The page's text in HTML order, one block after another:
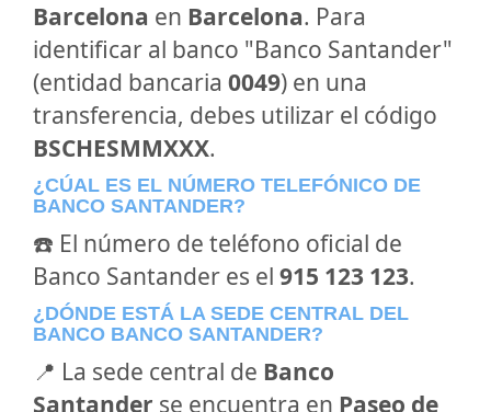
Barcelona en Barcelona. Para
identificar al banco "Banco Santander"
(entidad bancaria 0049) en una
transferencia, debes utilizar el código
BSCHESMMXXX.
¿CÚAL ES EL NÚMERO TELEFÓNICO DE
BANCO SANTANDER?
☎️ El número de teléfono oficial de
Banco Santander es el 915 123 123.
¿DÓNDE ESTÁ LA SEDE CENTRAL DEL
BANCO BANCO SANTANDER?
📍 La sede central de Banco
Santander se encuentra en Paseo de